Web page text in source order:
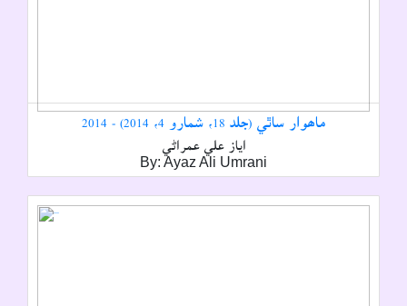
ماھوار ساٿي (جلد 18، شمارو 4، 2014) - 2014
اياز علي عمراڻي
By: Ayaz Ali Umrani